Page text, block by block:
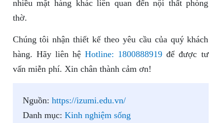
nhiều mặt hàng khác liên quan đến nội thất phòng
thờ.
Chúng tôi nhận thiết kế theo yêu cầu của quý khách
hàng. Hãy liên hệ Hotline: 1800888919 để được tư
vấn miễn phí. Xin chân thành cảm ơn!
Nguồn: https://izumi.edu.vn/
Danh mục: Kinh nghiệm sống